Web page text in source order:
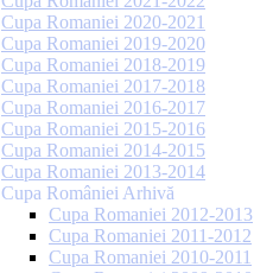
Cupa Romaniei 2020-2021
Cupa Romaniei 2019-2020
Cupa Romaniei 2018-2019
Cupa Romaniei 2017-2018
Cupa Romaniei 2016-2017
Cupa Romaniei 2015-2016
Cupa Romaniei 2014-2015
Cupa Romaniei 2013-2014
Cupa României Arhivă
Cupa Romaniei 2012-2013
Cupa Romaniei 2011-2012
Cupa Romaniei 2010-2011